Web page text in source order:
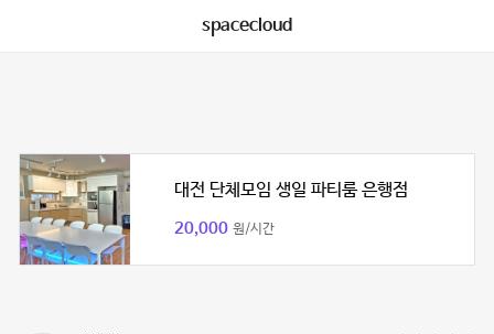
spacecloud
대전 단체모임 생일 파티룸 은행점
20,000 원/시간